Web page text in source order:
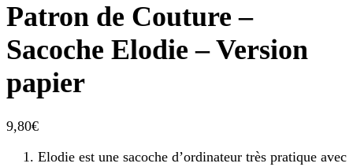
Patron de Couture –
Sacoche Elodie – Version
papier
9,80€
Elodie est une sacoche d’ordinateur très pratique avec